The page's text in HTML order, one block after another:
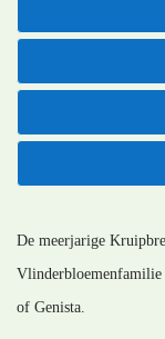
De meerjarige
Vlinderbloemenfamilie
of Genista.